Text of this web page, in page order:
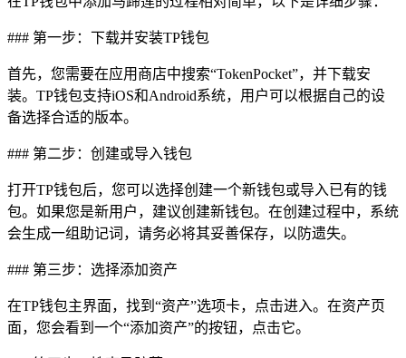
### 第一步：下载并安装TP钱包
首先，您需要在应用商店中搜索“TokenPocket”，并下载安
装。TP钱包支持iOS和Android系统，用户可以根据自己的设
备选择合适的版本。
### 第二步：创建或导入钱包
打开TP钱包后，您可以选择创建一个新钱包或导入已有的钱
包。如果您是新用户，建议创建新钱包。在创建过程中，系统
会生成一组助记词，请务必将其妥善保存，以防遗失。
### 第三步：选择添加资产
在TP钱包主界面，找到“资产”选项卡，点击进入。在资产页
面，您会看到一个“添加资产”的按钮，点击它。